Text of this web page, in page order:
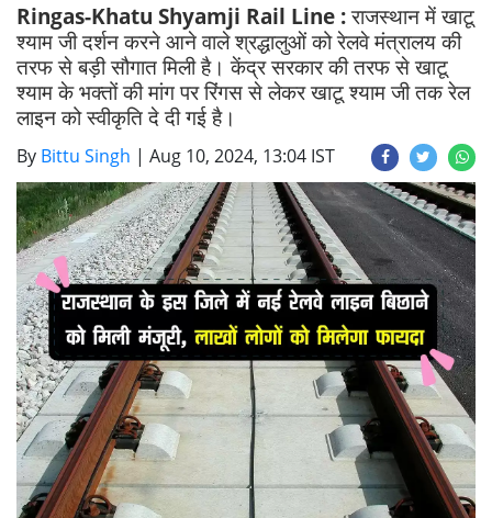
Ringas-Khatu Shyamji Rail Line :राजस्थान में खाटू
श्याम जी दर्शन करने आने वाले श्रद्धालुओं को रेलवे मंत्रालय की
तरफ से बड़ी सौगात मिली है। केंद्र सरकार की तरफ से खाटू
श्याम के भक्तों की मांग पर रिंगस से लेकर खाटू श्याम जी तक रेल
लाइन को स्वीकृति दे दी गई है।
By Bittu Singh | Aug 10, 2024, 13:04 IST